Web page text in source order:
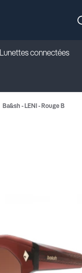
Lunettes connectées
Ba&sh - LENI - Rouge B